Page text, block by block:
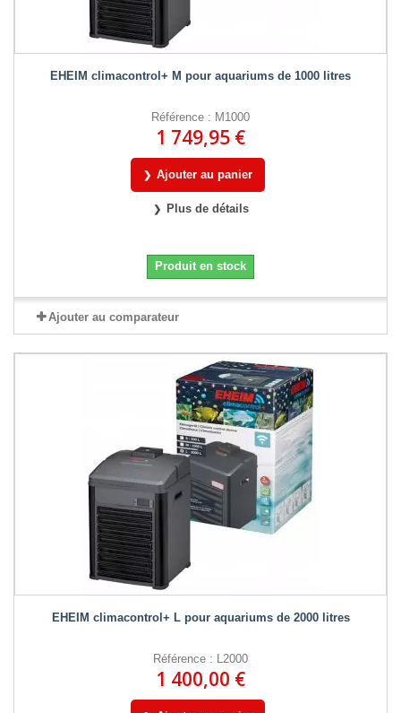
EHEIM climacontrol+ M pour aquariums de 1000 litres
Référence : M1000
1 749,95 €
Ajouter au panier
Plus de détails
Produit en stock
Ajouter au comparateur
EHEIM climacontrol+ L pour aquariums de 2000 litres
Référence : L2000
1 400,00 €